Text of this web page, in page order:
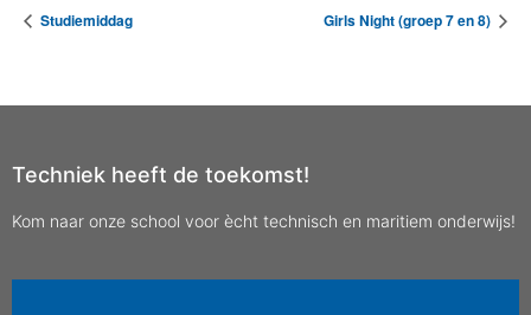
Studiemiddag Girls Night (groep 7 en 8)
Techniek heeft de toekomst!
Kom naar onze school voor ècht technisch en maritiem onderwijs!